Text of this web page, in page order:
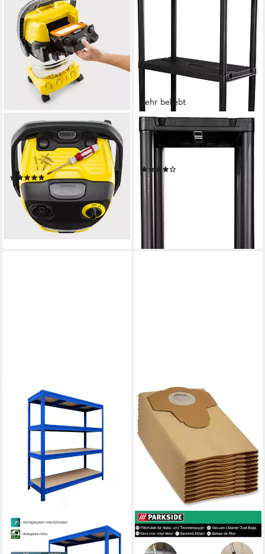
KÄRCHER
Nass-Trocken-Sauger WD 5 S
V-25/5/22, 1100 W, 25 Liter,
Edelstahlbehälter
(1)
183,95 € UVP212,49 €
16,80 €mtl. in 12 Raten
-13%
lieferbar - am nächsten Werktag
Sehr beliebt
ONDIS24
Steckregal
120 x 138 x 30 cm
27,01 €
-40%